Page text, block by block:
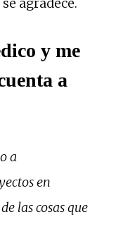
y me
a
a
en
las cosas que